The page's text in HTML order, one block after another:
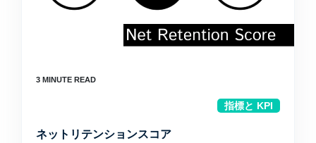
指標と KPI
ネットリテンションスコア